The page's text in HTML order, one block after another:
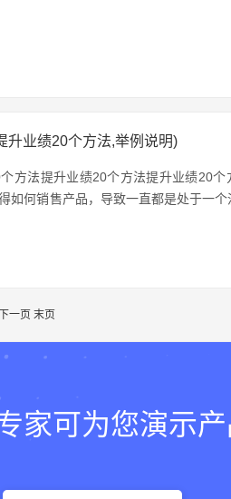
升业绩20个方法,举例说明)
方法提升业绩20个方法提升业绩20个
如何销售产品，导致一直都是处于一个
下一页 末页
家可为您演示